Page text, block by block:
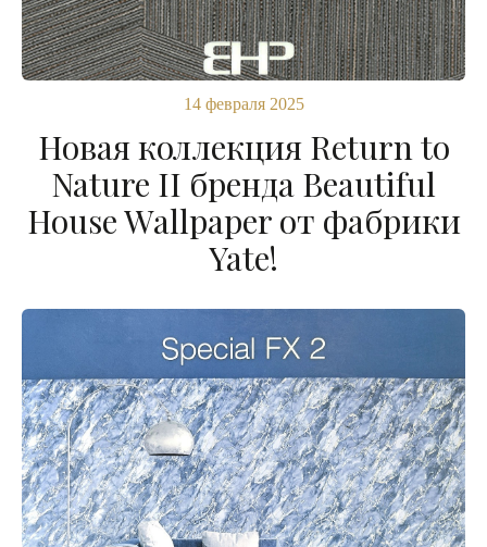
14 февраля 2025
Новая коллекция Return to
Nature II бренда Beautiful
House Wallpaper от фабрики
Yate!